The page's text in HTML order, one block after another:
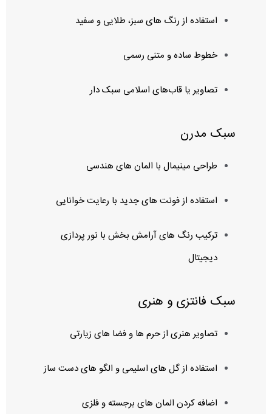
استفاده از رنگ‌ های سبز، طلایی و سفید
خطوط ساده و متنی رسمی
تصاویر یا قاب‌های اسلامی سبک‌ دار
سبک مدرن
طراحی مینیمال با المان‌ های هندسی
استفاده از فونت‌ های جدید با رعایت خوانایی
ترکیب رنگ‌ های آرامش‌ بخش با نور پردازی
دیجیتال
سبک فانتزی و هنری
تصاویر هنری از حرم‌ ها و فضا های زیارتی
استفاده از گل‌ های اسلیمی و الگو های دست‌ ساز
اضافه کردن المان‌ های برجسته و فلزی